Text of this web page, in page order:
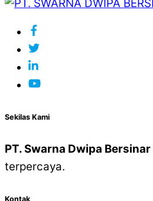
Sekilas Kami
PT. Swarna Dwipa Bersinar
terpercaya.
Kontak